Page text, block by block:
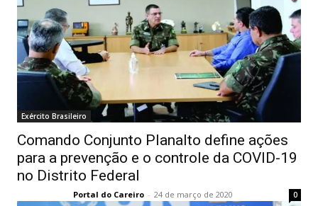
Exército Brasileiro
Comando Conjunto Planalto define ações
para a prevenção e o controle da COVID-19
no Distrito Federal
Portal do Careiro - 24 de março de 2020 0